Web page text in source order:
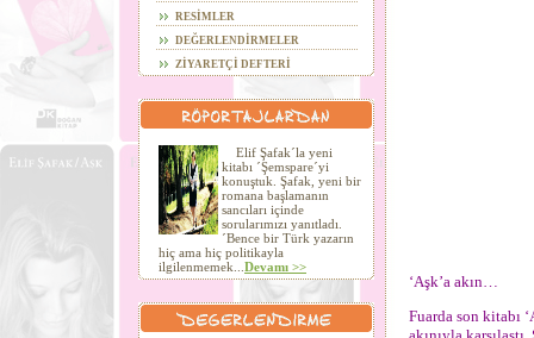
RESİMLER
DEĞERLENDİRMELER
ZİYARETÇİ DEFTERİ
Elif Şafak´la yeni
kitabı ´Şemspare´yi
konuştuk. Şafak, yeni bir
romana başlamanın
sancıları içinde
sorularımızı yanıtladı.
´Bence bir Türk yazarın
hiç ama hiç politikayla
ilgilenmemek... Devamı >>
‘Aşk’a akın…
Fuarda son kitabı